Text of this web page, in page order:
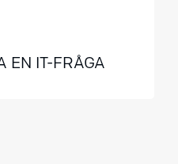
EN IT-FRÅGA